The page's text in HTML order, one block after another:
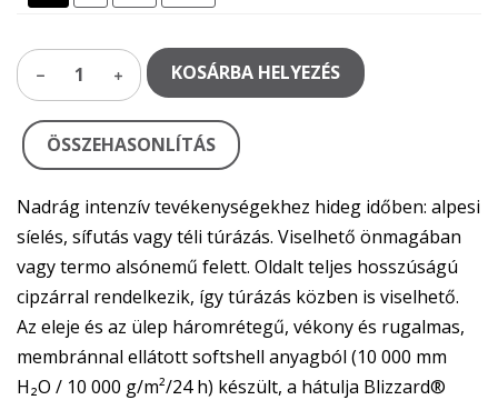
1 KOSÁRBA HELYEZÉS
ÖSSZEHASONLÍTÁS
Nadrág intenzív tevékenységekhez hideg időben: alpesi
síelés, sífutás vagy téli túrázás. Viselhető önmagában
vagy termo alsónemű felett. Oldalt teljes hosszúságú
cipzárral rendelkezik, így túrázás közben is viselhető.
Az eleje és az ülep háromrétegű, vékony és rugalmas,
membránnal ellátott softshell anyagból (10 000 mm
H₂O / 10 000 g/m²/24 h) készült, a hátulja Blizzard®